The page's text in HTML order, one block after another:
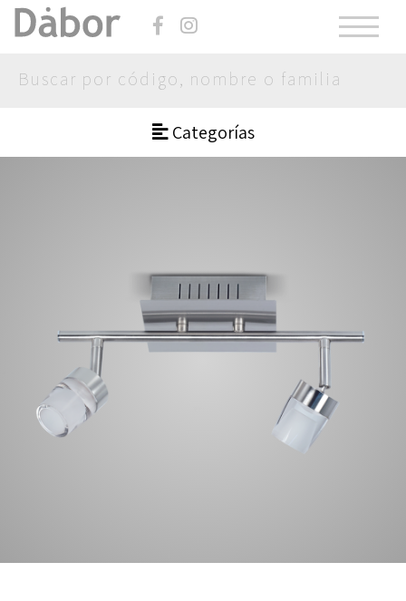
Categorías